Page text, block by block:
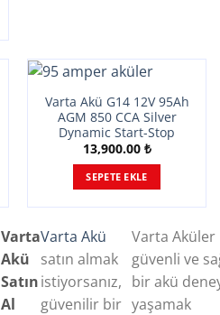
Varta Akü G14 12V 95Ah
AGM 850 CCA Silver
Dynamic Start-Stop
13,900.00 ₺
SEPETE EKLE
Varta
Akü
Satın
Al
Varta Akü
satın almak
istiyorsanız,
güvenilir bir
Varta Aküler
güvenli ve
bir akü
yaşamak